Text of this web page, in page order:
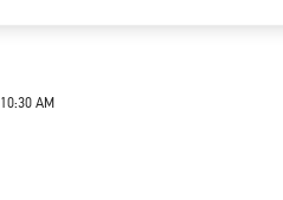
10:30 AM